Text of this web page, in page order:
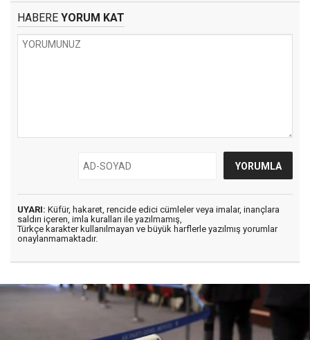
HABERE YORUM KAT
UYARI: Küfür, hakaret, rencide edici cümleler veya imalar, inançlara
saldırı içeren, imla kuralları ile yazılmamış,
Türkçe karakter kullanılmayan ve büyük harflerle yazılmış yorumlar
onaylanmamaktadır.